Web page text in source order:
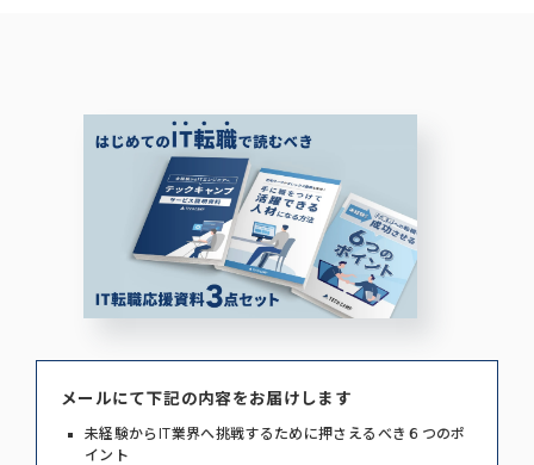
メールにて下記の内容をお届けします
未経験からIT業界へ挑戦するために押さえるべき６つのポ
イント